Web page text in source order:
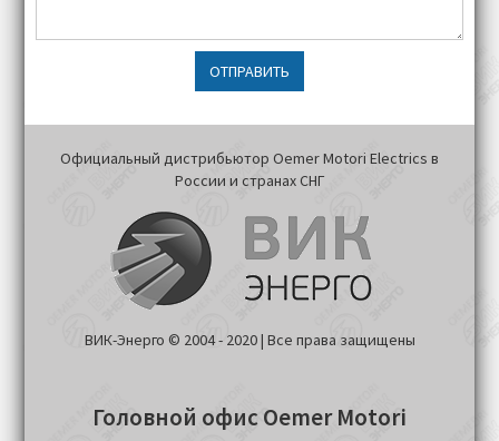
ОТПРАВИТЬ
Официальный дистрибьютор Oemer Motori Electrics в
России и странах СНГ
ВИК-Энерго © 2004 - 2020 | Все права защищены
Головной офис Oemer Motori